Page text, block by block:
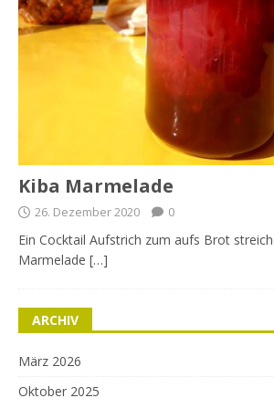
Kiba Marmelade
26. Dezember 2020 0
Ein Cocktail Aufstrich zum aufs Brot
Marmelade […]
ARCHIV
März 2026
Oktober 2025